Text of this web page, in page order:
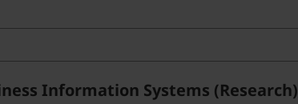
Information Systems (Research)